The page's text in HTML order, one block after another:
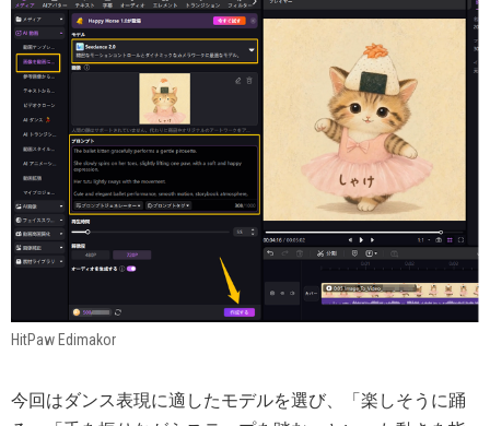
HitPaw Edimakor
今回はダンス表現に適したモデルを選び、「楽しそうに踊